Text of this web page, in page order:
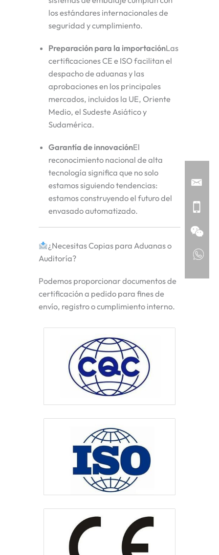
los estándares internacionales de
seguridad y cumplimiento.
Preparación para la importaciónLas
certificaciones CE e ISO facilitan el
despacho de aduanas y las
aprobaciones en los principales
mercados, incluidos la UE, Oriente
Medio, el Sudeste Asiático y
Sudamérica.
Garantía de innovaciónEl
reconocimiento nacional de alta
tecnología significa que no solo
estamos siguiendo tendencias:
estamos construyendo el futuro del
envasado automatizado.
¿Necesitas Copias para Aduanas o
Auditoría?
Podemos proporcionar documentos de
certificación a pedido para fines de
envío, registro o cumplimiento interno.